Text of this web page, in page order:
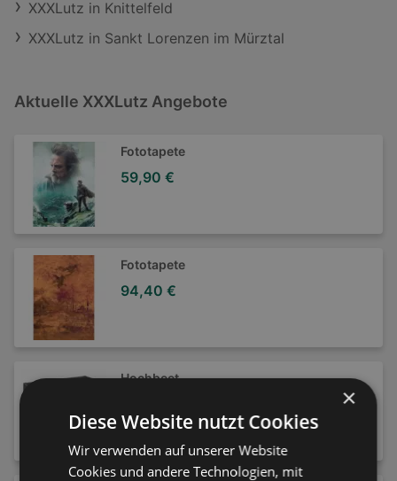
XXXLutz in Knittelfeld
XXXLutz in Sankt Lorenzen im Mürztal
Aktuelle XXXLutz Angebote
Fototapete
59,90 €
Fototapete
94,40 €
Hochbeet
×
Diese Website nutzt Cookies
Wir verwenden auf unserer Website
Cookies und andere Technologien, mit